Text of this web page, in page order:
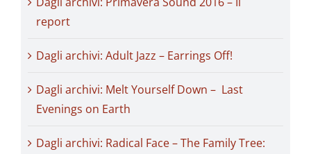
report
Dagli archivi: Adult Jazz – Earrings Off!
Dagli archivi: Melt Yourself Down – Last
Evenings on Earth
Dagli archivi: Radical Face – The Family Tree: